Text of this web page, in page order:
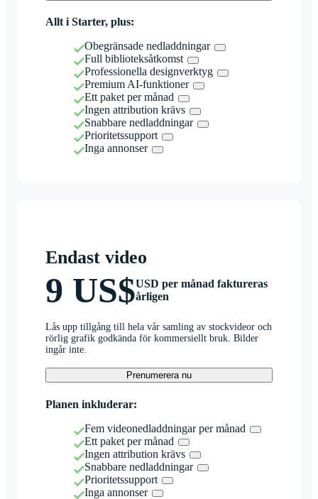
Allt i Starter, plus:
Obegränsade nedladdningar
Full biblioteksåtkomst
Professionella designverktyg
Premium AI-funktioner
Ett paket per månad
Ingen attribution krävs
Snabbare nedladdningar
Prioritetssupport
Inga annonser
Endast video
9 US$USD per månad faktureras
årligen
Lås upp tillgång till hela vår samling av stockvideor och
rörlig grafik godkända för kommersiellt bruk. Bilder
ingår inte.
Prenumerera nu
Planen inkluderar:
Fem videonedladdningar per månad
Ett paket per månad
Ingen attribution krävs
Snabbare nedladdningar
Prioritetssupport
Inga annonser